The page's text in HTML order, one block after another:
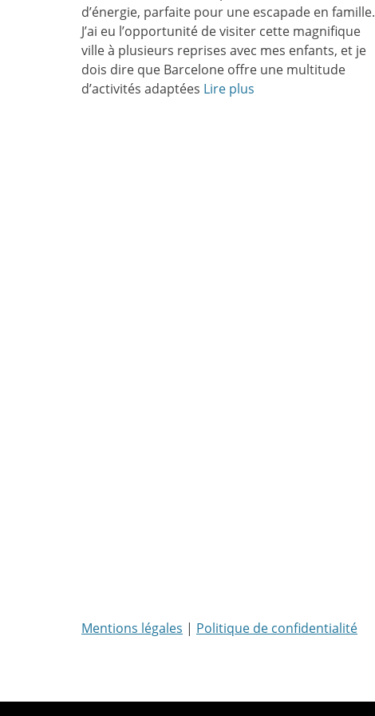
d’énergie, parfaite pour une escapade en famille.
J’ai eu l’opportunité de visiter cette magnifique
ville à plusieurs reprises avec mes enfants, et je
dois dire que Barcelone offre une multitude
d’activités adaptées Lire plus
Mentions légales | Politique de confidentialité